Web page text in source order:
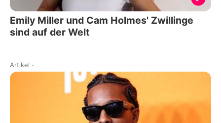
Emily Miller und Cam Holmes' Zwillinge
sind auf der Welt
Artikel -